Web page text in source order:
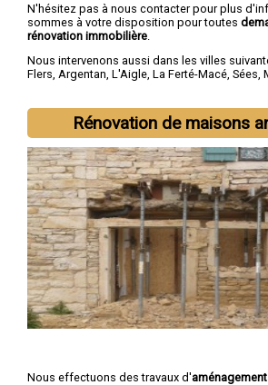
N'hésitez pas à nous contacter pour plus
sommes à votre disposition pour toutes
rénovation immobilière
Nous intervenons aussi dans les villes
Flers, Argentan, L'Aigle, La Ferté-Macé, Sées,
Rénovation de maisons
Nous effectuons des travaux d'